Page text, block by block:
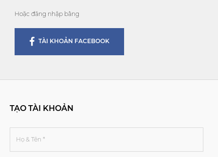
Hoặc đăng nhập bằng
TÀI KHOẢN FACEBOOK
TẠO TÀI KHOẢN